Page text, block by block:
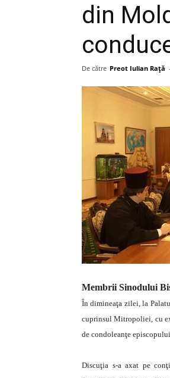
din
De către Preot Iulian Raţă -
Membrii Sinodului
În dimineaţa zilei, la
cuprinsul Mitropoliei, cu
de condoleanţe
Discuţia s-a axat pe